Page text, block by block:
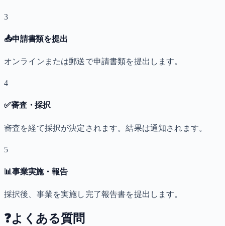
3
📤申請書類を提出
オンラインまたは郵送で申請書類を提出します。
4
✅審査・採択
審査を経て採択が決定されます。結果は通知されます。
5
📊事業実施・報告
採択後、事業を実施し完了報告書を提出します。
❓よくある質問